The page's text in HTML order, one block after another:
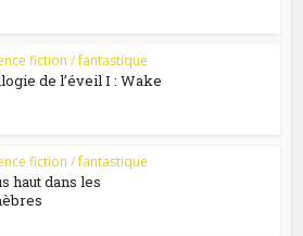
fiction / fantastique
de l’éveil I : Wake
fiction / fantastique
haut dans les